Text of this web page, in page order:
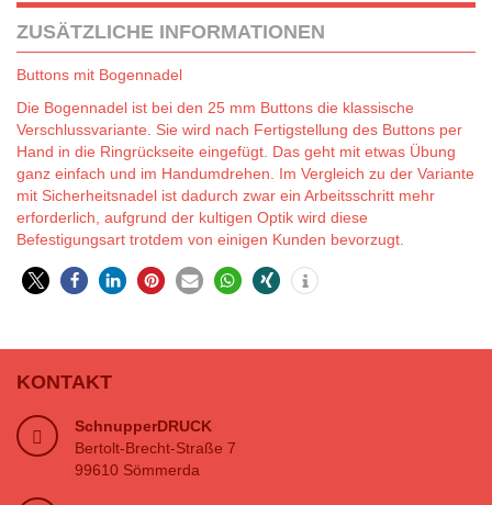
ZUSÄTZLICHE INFORMATIONEN
Buttons mit Bogennadel
Die Bogennadel ist bei den 25 mm Buttons die klassische
Verschlussvariante. Sie wird nach Fertigstellung des Buttons per
Hand in die Ringrückseite eingefügt. Das geht mit etwas Übung
ganz einfach und im Handumdrehen. Im Vergleich zu der Variante
mit Sicherheitsnadel ist dadurch zwar ein Arbeitsschritt mehr
erforderlich, aufgrund der kultigen Optik wird diese
Befestigungsart trotdem von einigen Kunden bevorzugt.
KONTAKT
SchnupperDRUCK
Bertolt-Brecht-Straße 7
99610 Sömmerda